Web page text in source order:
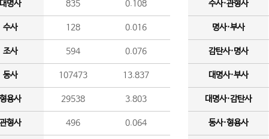
명사 835 0.108
수사 128 0.016
조사 594 0.076
동사 107473 13.837
용사 29538 3.803
형사 496 0.064
수사·관형사
명사·부사
감탄사·명사
대명사·부사
대명사·감탄사
동사·형용사